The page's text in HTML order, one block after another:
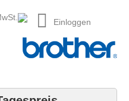
Einloggen